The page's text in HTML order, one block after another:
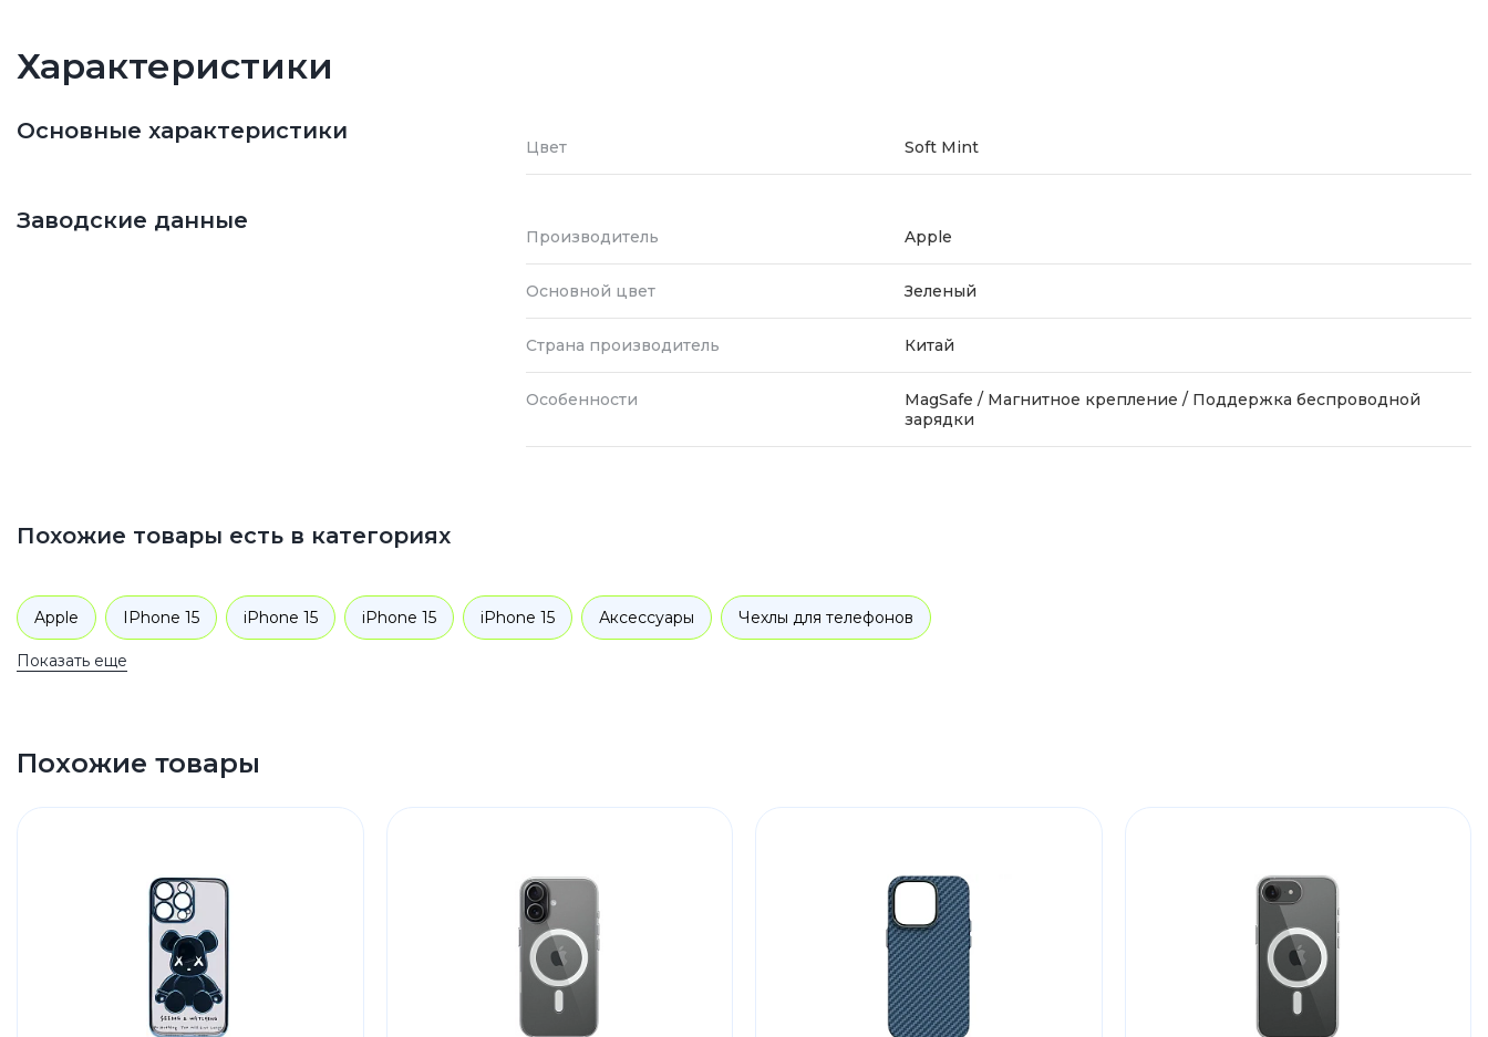
Характеристики
Основные характеристики
Цвет Soft Mint
Заводские данные
Производитель Apple
Основной цвет Зеленый
Страна производитель Китай
Особенности
MagSafe / Магнитное крепление / Поддержка беспроводной
зарядки
Похожие товары есть в категориях
Apple IPhone 15 iPhone 15 iPhone 15 iPhone 15 Аксессуары Чехлы для телефонов
Показать еще
Похожие товары